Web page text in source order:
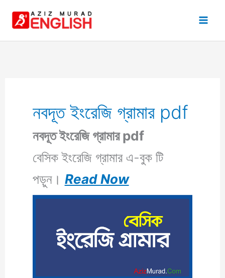
নবদূত ইংরেজি গ্রামার pdf
নবদূত ইংরেজি গ্রামার pdf
বেসিক ইংরেজি গ্রামার এ-বুক টি
পড়ুন। Read Now